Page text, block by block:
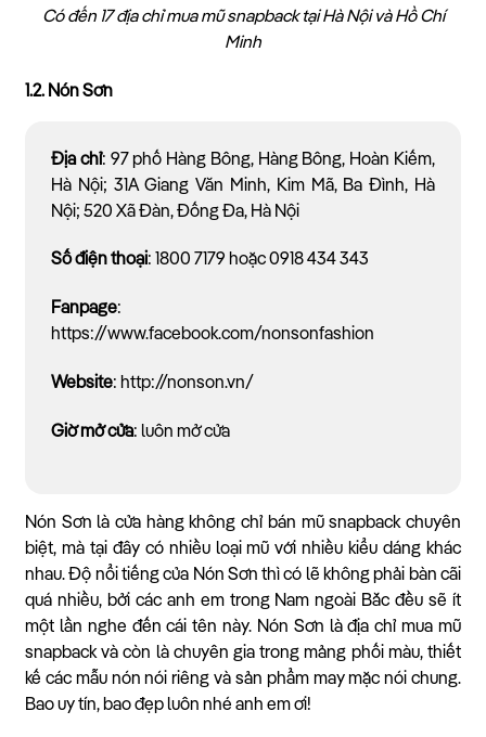
Có đến 17 địa chỉ mua mũ snapback tại Hà Nội và Hồ Chí
Minh
1.2. Nón Sơn
Địa chỉ: 97 phố Hàng Bông, Hàng Bông, Hoàn Kiếm,
Hà Nội; 31A Giang Văn Minh, Kim Mã, Ba Đình, Hà
Nội; 520 Xã Đàn, Đống Đa, Hà Nội
Số điện thoại: 1800 7179 hoặc 0918 434 343
Fanpage:
https://www.facebook.com/nonsonfashion
Website: http://nonson.vn/
Giờ mở cửa: luôn mở cửa
Nón Sơn là cửa hàng không chỉ bán mũ snapback chuyên
biệt, mà tại đây có nhiều loại mũ với nhiều kiểu dáng khác
nhau. Độ nổi tiếng của Nón Sơn thì có lẽ không phải bàn cãi
quá nhiều, bởi các anh em trong Nam ngoài Bắc đều sẽ ít
một lần nghe đến cái tên này. Nón Sơn là địa chỉ mua mũ
snapback và còn là chuyên gia trong mảng phối màu, thiết
kế các mẫu nón nói riêng và sản phẩm may mặc nói chung.
Bao uy tín, bao đẹp luôn nhé anh em ơi!